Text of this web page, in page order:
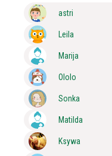
astri
Leila
Marija
Ololo
Sonka
Matilda
Ksywa